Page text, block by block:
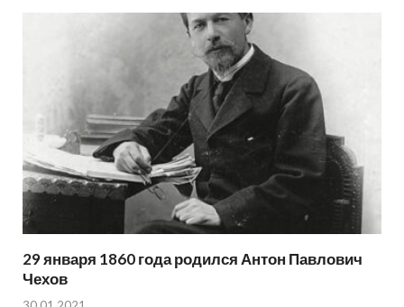
29 января 1860 года родился Антон Павлович
Чехов